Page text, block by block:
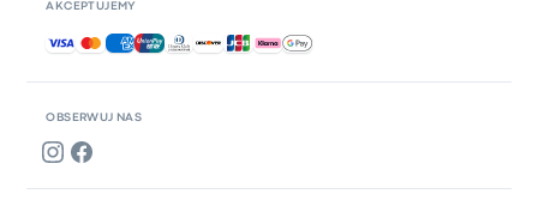
OBSERWUJ NAS
AKCEPTUJEMY
Akceptowane płatności